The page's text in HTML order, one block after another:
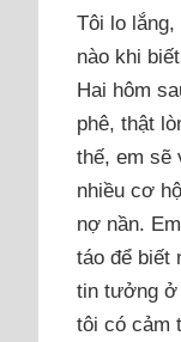
Tôi lo
nào khi
Hai hôm
phê, thật
thế, em sẽ
nhiều cơ
nợ nần.
táo để biết
tin tưởng ở
tôi có cảm